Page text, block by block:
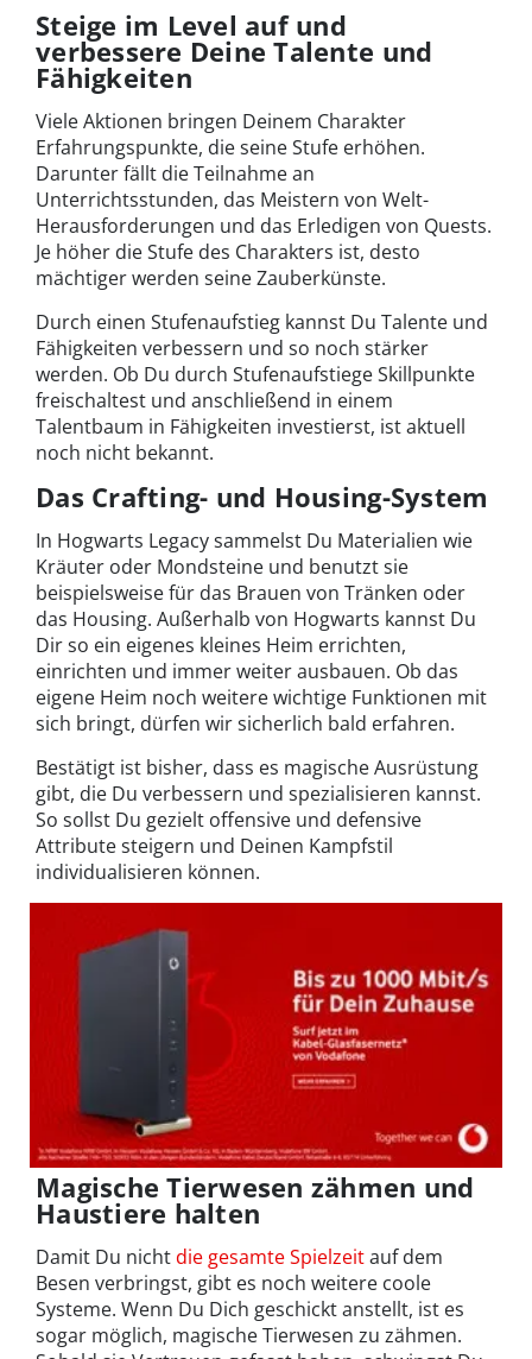
Steige im Level auf und
verbessere Deine Talente und
Fähigkeiten
Viele Aktionen bringen Deinem Charakter
Erfahrungspunkte, die seine Stufe erhöhen.
Darunter fällt die Teilnahme an
Unterrichtsstunden, das Meistern von Welt-
Herausforderungen und das Erledigen von Quests.
Je höher die Stufe des Charakters ist, desto
mächtiger werden seine Zauberkünste.
Durch einen Stufenaufstieg kannst Du Talente und
Fähigkeiten verbessern und so noch stärker
werden. Ob Du durch Stufenaufstiege Skillpunkte
freischaltest und anschließend in einem
Talentbaum in Fähigkeiten investierst, ist aktuell
noch nicht bekannt.
Das Crafting- und Housing-System
In Hogwarts Legacy sammelst Du Materialien wie
Kräuter oder Mondsteine und benutzt sie
beispielsweise für das Brauen von Tränken oder
das Housing. Außerhalb von Hogwarts kannst Du
Dir so ein eigenes kleines Heim errichten,
einrichten und immer weiter ausbauen. Ob das
eigene Heim noch weitere wichtige Funktionen mit
sich bringt, dürfen wir sicherlich bald erfahren.
Bestätigt ist bisher, dass es magische Ausrüstung
gibt, die Du verbessern und spezialisieren kannst.
So sollst Du gezielt offensive und defensive
Attribute steigern und Deinen Kampfstil
individualisieren können.
Magische Tierwesen zähmen und
Haustiere halten
Damit Du nichtdie gesamte Spielzeitauf dem
Besen verbringst, gibt es noch weitere coole
Systeme. Wenn Du Dich geschickt anstellt, ist es
sogar möglich, magische Tierwesen zu zähmen.